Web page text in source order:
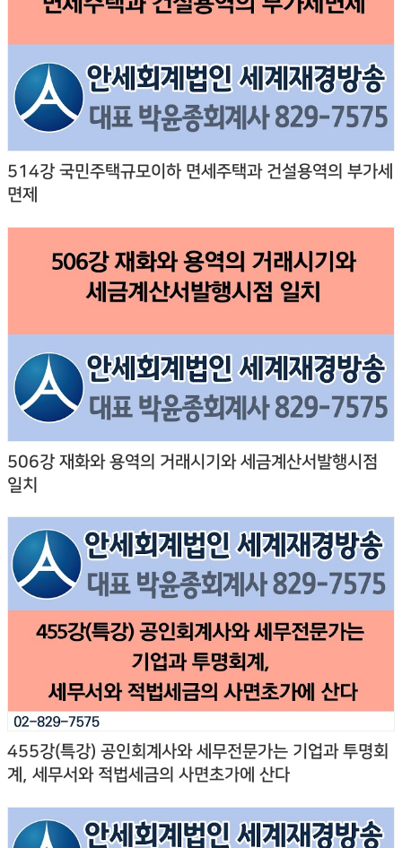
514강 국민주택규모이하 면세주택과 건설용역의 부가세
면제
506강 재화와 용역의 거래시기와 세금계산서발행시점
일치
455강(특강) 공인회계사와 세무전문가는 기업과 투명회
계, 세무서와 적법세금의 사면초가에 산다